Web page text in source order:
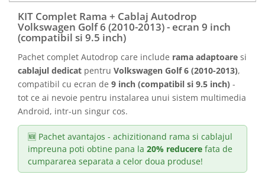
KIT Complet Rama + Cablaj Autodrop
Volkswagen Golf 6 (2010-2013) - ecran 9 inch
(compatibil si 9.5 inch)
Pachet complet Autodrop care include rama adaptoare si
cablajul dedicat pentru Volkswagen Golf 6 (2010-2013),
compatibil cu ecran de 9 inch (compatibil si 9.5 inch) -
tot ce ai nevoie pentru instalarea unui sistem multimedia
Android, intr-un singur cos.
🆕 Pachet avantajos - achizitionand rama si cablajul
impreuna poti obtine pana la 20% reducere fata de
cumpararea separata a celor doua produse!